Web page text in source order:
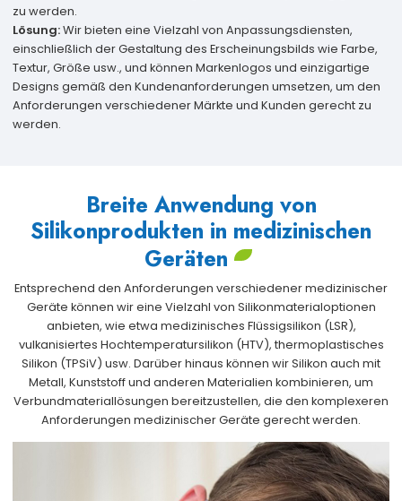
zu werden.
Lösung:Wir bieten eine Vielzahl von Anpassungsdiensten,
einschließlich der Gestaltung des Erscheinungsbilds wie Farbe,
Textur, Größe usw., und können Markenlogos und einzigartige
Designs gemäß den Kundenanforderungen umsetzen, um den
Anforderungen verschiedener Märkte und Kunden gerecht zu
werden.
Breite Anwendung von
Silikonprodukten in medizinischen
Geräten
Entsprechend den Anforderungen verschiedener medizinischer
Geräte können wir eine Vielzahl von Silikonmaterialoptionen
anbieten, wie etwa medizinisches Flüssigsilikon (LSR),
vulkanisiertes Hochtemperatursilikon (HTV), thermoplastisches
Silikon (TPSiV) usw. Darüber hinaus können wir Silikon auch mit
Metall, Kunststoff und anderen Materialien kombinieren, um
Verbundmateriallösungen bereitzustellen, die den komplexeren
Anforderungen medizinischer Geräte gerecht werden.